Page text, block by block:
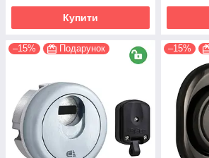
Купити
–15% Подарунок –15%